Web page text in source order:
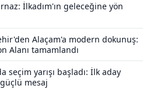
İlkadım'ın geleceğine yön
Alaçam'a modern dokunuş:
Alanı tamamlandı
seçim yarışı başladı: İlk aday
mesaj